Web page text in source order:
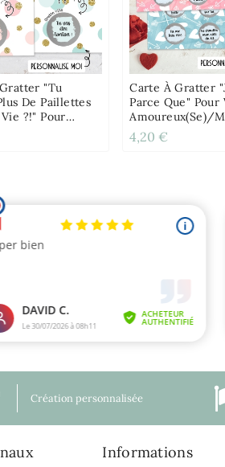
"Tu
De Paillettes
?!" Pour
Ou Demande
Carte À Gratter
Parce Que" Pour
Amoureux(se)/
4,20 €
Création personnalisée
Informations